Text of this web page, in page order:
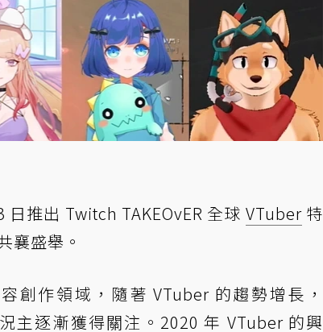
推出 Twitch TAKEOvER 全球 VTuber特
襄盛舉。
創作領域，隨著 VTuber 的趨勢增長，
主逐漸獲得關注。2020 年 VTuber 的興